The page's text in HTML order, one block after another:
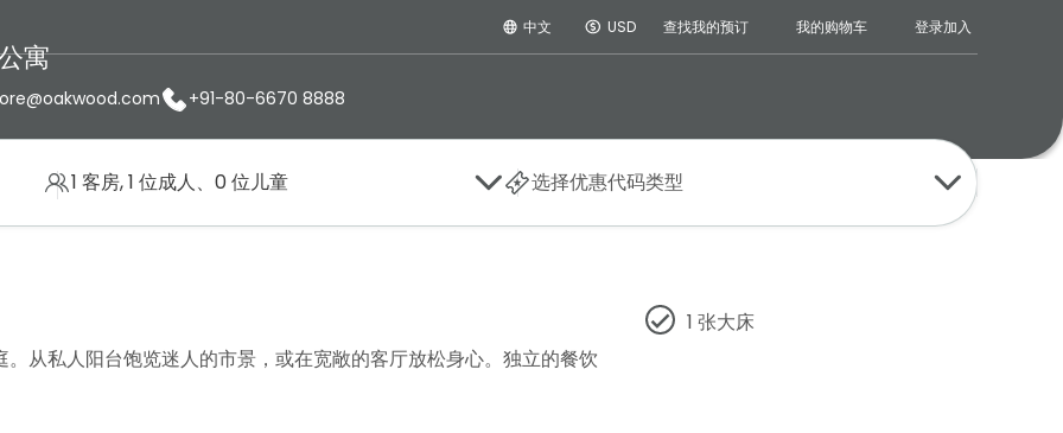
中文 USD 查找我的预订 我的购物车 登录加入
1 客房, 1 位成人、0 位儿童 选择优惠代码类型
寓
+91-80-6670 8888
二居室豪华公寓
从私人阳台饱览迷人的市景，或在宽敞的客厅放松身心。独立的餐饮
1 张大床